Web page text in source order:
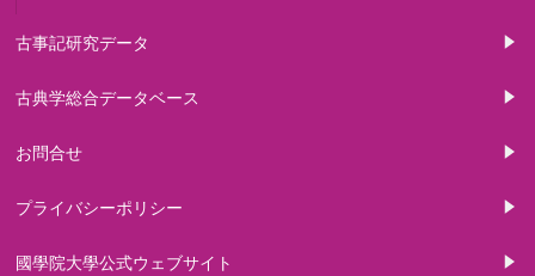
古事記研究データ
古典学総合データベース
お問合せ
プライバシーポリシー
國學院大學公式ウェブサイト